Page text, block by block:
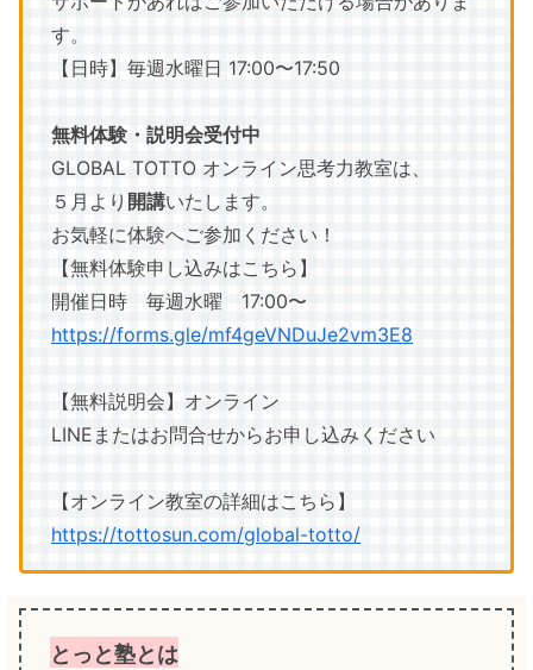
す。
【日時】毎週水曜日 17:00〜17:50
無料体験・説明会受付中
GLOBAL TOTTO オンライン思考力教室は、
５月より 開講いたします。
お気軽に体験へご参加ください！
【無料体験申し込みはこちら】
開催日時 毎週水曜 17:00〜
https://forms.gle/mf4geVNDuJe2vm3E8
【無料説明会】オンライン
LINEまたはお問合せからお申し込みください
【オンライン教室の詳細はこちら】
https://tottosun.com/global-totto/
とっと塾とは